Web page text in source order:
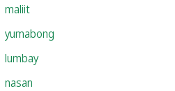
maliit
yumabong
lumbay
nasan